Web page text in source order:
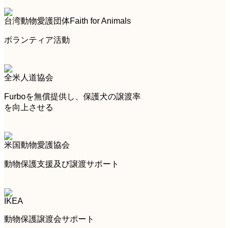
台湾動物愛護団体Faith for Animals
ボランティア活動
全米人道協会
Furboを無償提供し、保護犬の譲渡率
を向上させる
米国動物愛護協会
動物保護支援及び譲渡サポート
IKEA
動物保護譲渡会サポート